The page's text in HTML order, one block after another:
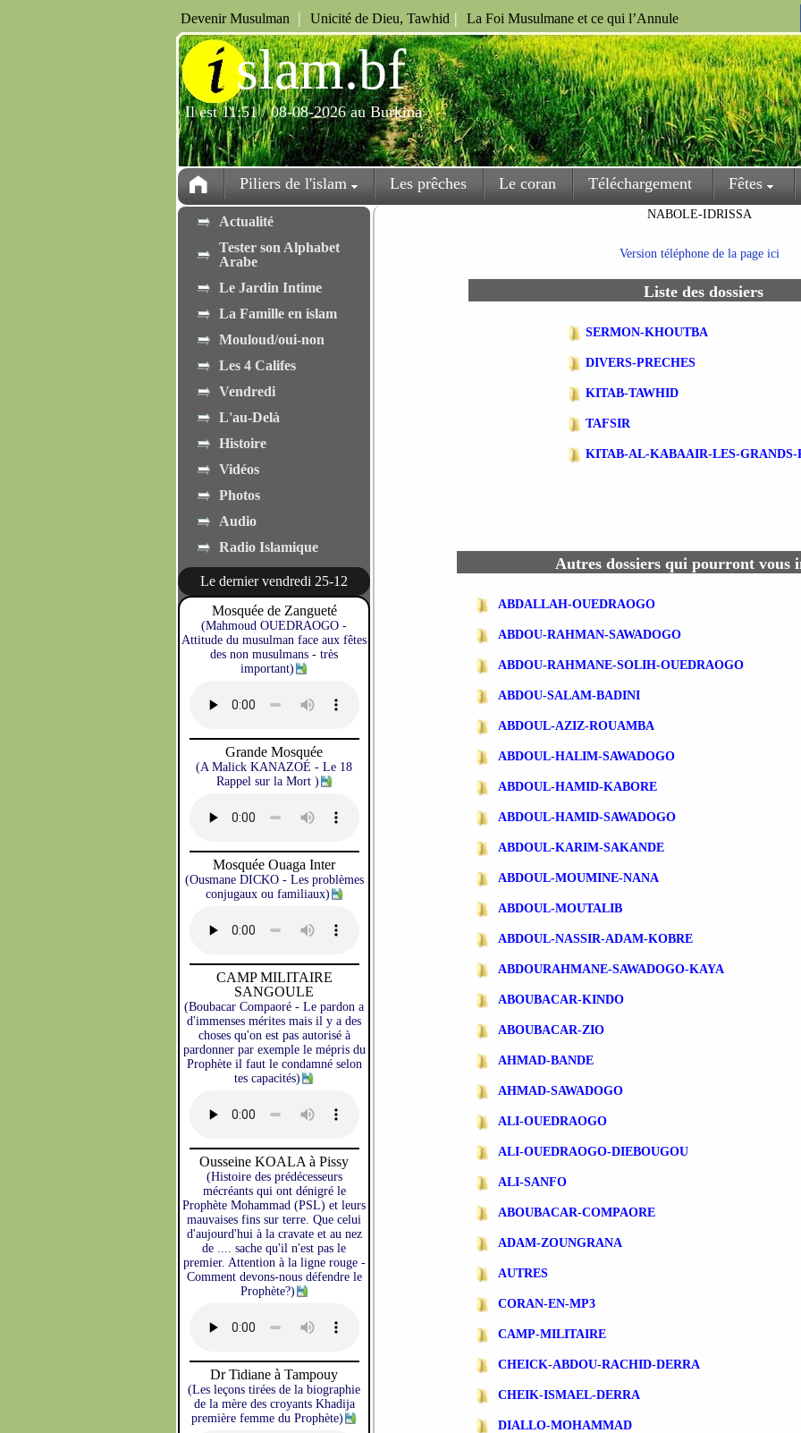
Devenir Musulman | Unicité de Dieu, Tawhid | La Foi Musulmane et ce qui l’Annule
islam.bf
Il est 11:51 / 08-08-2026 au Burkina
Piliers de l'islam Les prêches Le coran Téléchargement Fêtes
Actualité
Tester son Alphabet
Arabe
Le Jardin Intime
La Famille en islam
Mouloud/oui-non
Les 4 Califes
Vendredi
L'au-Delà
Histoire
Vidéos
Photos
Audio
Radio Islamique
Le dernier vendredi 25-12
Mosquée de Zangueté
(Mahmoud OUEDRAOGO -
Attitude du musulman face aux fêtes
des non musulmans - très
important)
Grande Mosquée
(A Malick KANAZOÉ - Le 18
Rappel sur la Mort )
Mosquée Ouaga Inter
(Ousmane DICKO - Les problèmes
conjugaux ou familiaux)
CAMP MILITAIRE
SANGOULE
(Boubacar Compaoré - Le pardon a
d'immenses mérites mais il y a des
choses qu'on est pas autorisé à
pardonner par exemple le mépris du
Prophète il faut le condamné selon
tes capacités)
Ousseine KOALA à Pissy
(Histoire des prédécesseurs
mécréants qui ont dénigré le
Prophète Mohammad (PSL) et leurs
mauvaises fins sur terre. Que celui
d'aujourd'hui à la cravate et au nez
de .... sache qu'il n'est pas le
premier. Attention à la ligne rouge -
Comment devons-nous défendre le
Prophète?)
Dr Tidiane à Tampouy
(Les leçons tirées de la biographie
de la mère des croyants Khadija
première femme du Prophète)
NABOLE-IDRISSA
Version téléphone de la page ici
Liste des dossiers
SERMON-KHOUTBA
DIVERS-PRECHES
KITAB-TAWHID
TAFSIR
KITAB-AL-KABAAIR-LES-GRANDS-
Autres dossiers qui pourront vous
ABDALLAH-OUEDRAOGO
ABDOU-RAHMAN-SAWADOGO
ABDOU-RAHMANE-SOLIH-OUEDRAOGO
ABDOU-SALAM-BADINI
ABDOUL-AZIZ-ROUAMBA
ABDOUL-HALIM-SAWADOGO
ABDOUL-HAMID-KABORE
ABDOUL-HAMID-SAWADOGO
ABDOUL-KARIM-SAKANDE
ABDOUL-MOUMINE-NANA
ABDOUL-MOUTALIB
ABDOUL-NASSIR-ADAM-KOBRE
ABDOURAHMANE-SAWADOGO-KAYA
ABOUBACAR-KINDO
ABOUBACAR-ZIO
AHMAD-BANDE
AHMAD-SAWADOGO
ALI-OUEDRAOGO
ALI-OUEDRAOGO-DIEBOUGOU
ALI-SANFO
ABOUBACAR-COMPAORE
ADAM-ZOUNGRANA
AUTRES
CORAN-EN-MP3
CAMP-MILITAIRE
CHEICK-ABDOU-RACHID-DERRA
CHEIK-ISMAEL-DERRA
DIALLO-MOHAMMAD